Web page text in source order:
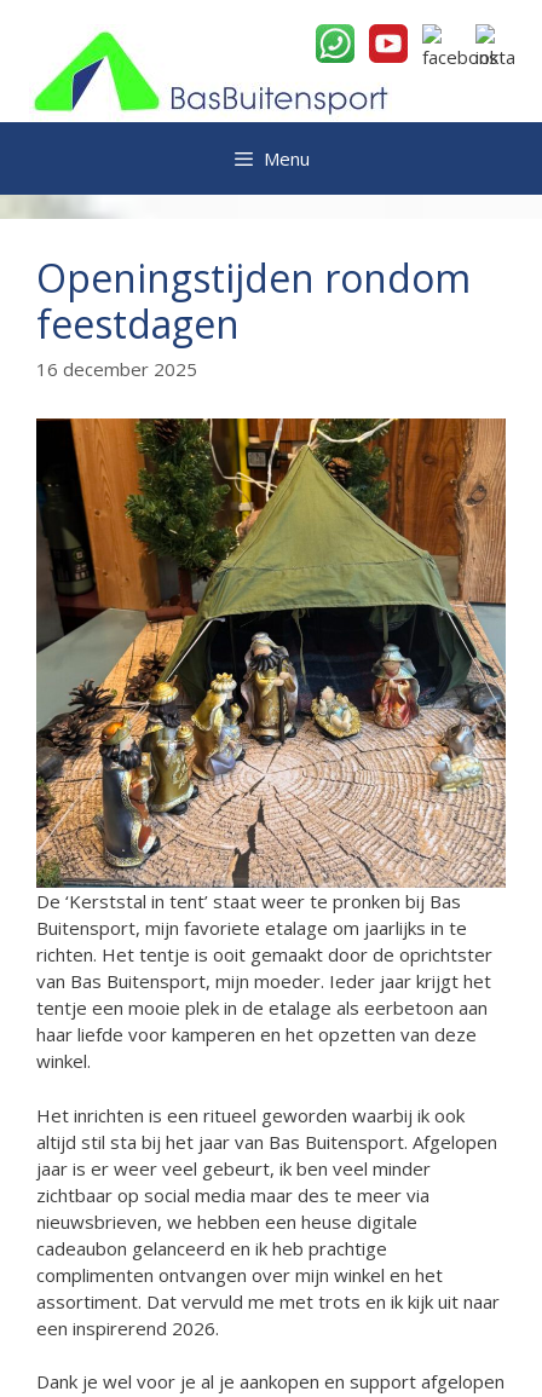
inhoud
Menu
Openingstijden rondom
feestdagen
16 december 2025
De ‘Kerststal in tent’ staat weer te pronken bij Bas
Buitensport, mijn favoriete etalage om jaarlijks in te
richten. Het tentje is ooit gemaakt door de oprichtster
van Bas Buitensport, mijn moeder. Ieder jaar krijgt het
tentje een mooie plek in de etalage als eerbetoon aan
haar liefde voor kamperen en het opzetten van deze
winkel.
Het inrichten is een ritueel geworden waarbij ik ook
altijd stil sta bij het jaar van Bas Buitensport. Afgelopen
jaar is er weer veel gebeurt, ik ben veel minder
zichtbaar op social media maar des te meer via
nieuwsbrieven, we hebben een heuse digitale
cadeaubon gelanceerd en ik heb prachtige
complimenten ontvangen over mijn winkel en het
assortiment. Dat vervuld me met trots en ik kijk uit naar
een inspirerend 2026.
Dank je wel voor je al je aankopen en support afgelopen